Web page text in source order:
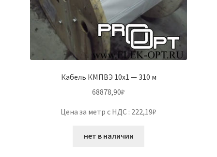
Кабель КМПВЭ 10х1 — 310 м
68878,90₽
Цена за метр с НДС : 222,19₽
нет в наличии